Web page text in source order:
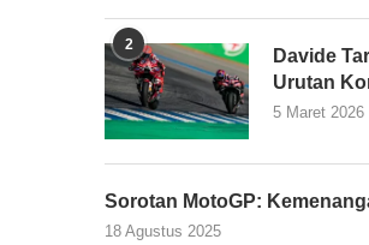
2
Davide
Urutan
5 Maret 2026
Sorotan MotoGP:
18 Agustus 2025